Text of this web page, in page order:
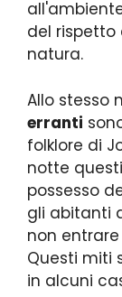
del rispetto
natura.
Allo stesso
erranti
folklore di
notte
possesso
gli abitanti
non
Questi miti
in alcuni